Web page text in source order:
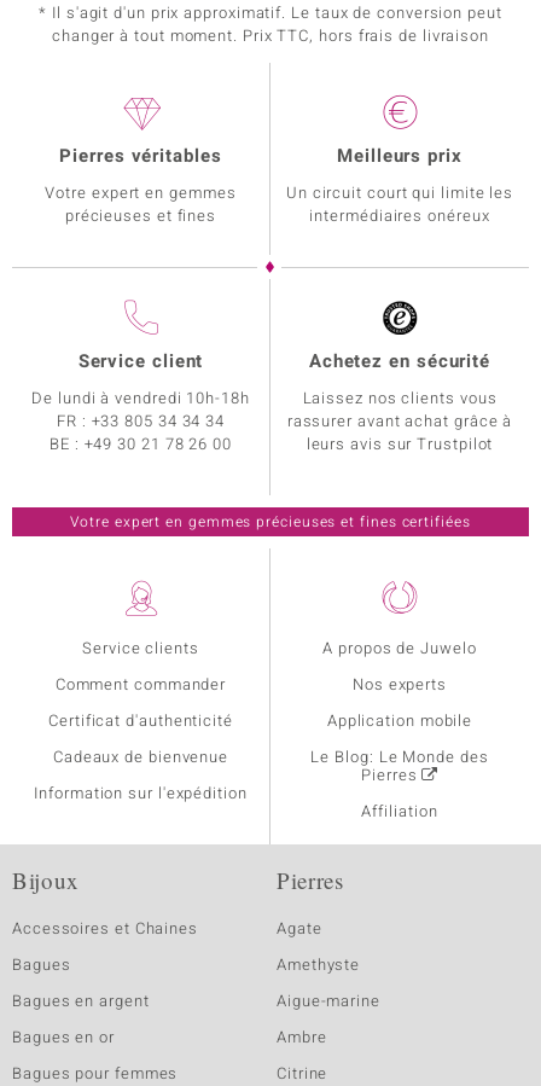
* Il s'agit d'un prix approximatif. Le taux de conversion peut
changer à tout moment. Prix TTC, hors frais de livraison
Service clients
Comment commander
Certificat d'authenticité
Cadeaux de bienvenue
Information sur l'expédition
A propos de Juwelo
Nos experts
Application mobile
Le Blog: Le Monde des
Pierres
Affiliation
Pierres véritables
Votre expert en gemmes
précieuses et fines
Meilleurs prix
Un circuit court qui limite les
intermédiaires onéreux
Service client
De lundi à vendredi 10h-18h
FR : +33 805 34 34 34
BE : +49 30 21 78 26 00
Achetez en sécurité
Laissez nos clients vous
rassurer avant achat grâce à
leurs avis sur Trustpilot
Votre expert en gemmes précieuses et fines certifiées
Bijoux
Accessoires et Chaines
Bagues
Bagues en argent
Bagues en or
Bagues pour femmes
Pierres
Agate
Amethyste
Aigue-marine
Ambre
Citrine